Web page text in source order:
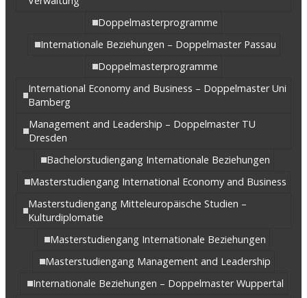
Doppelmasterprogramme
Internationale Beziehungen – Doppelmaster Passau
Doppelmasterprogramme
International Economy and Business – Doppelmaster Uni
Bamberg
Management and Leadership – Doppelmaster TU
Dresden
Bachelorstudiengang Internationale Beziehungen
Masterstudiengang International Economy and Business
Masterstudiengang Mitteleuropäische Studien –
Kulturdiplomatie
Masterstudiengang Internationale Beziehungen
Masterstudiengang Management and Leadership
Internationale Beziehungen – Doppelmaster Wuppertal